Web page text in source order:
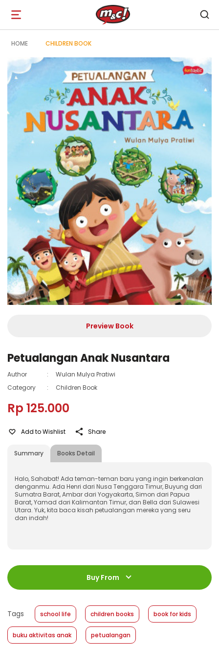
Open
navigation
HOME CHILDREN BOOK
Preview Book
Petualangan Anak Nusantara
Author :
Wulan Mulya Pratiwi
Category
: Children Book
Rp 125.000
Summary Books Detail
Add to Wishlist Share
Halo, Sahabat! Ada teman-teman baru yang ingin berkenalan
denganmu. Ada Henri dari Nusa Tenggara Timur, Buyung dari
Sumatra Barat, Ambar dari Yogyakarta, Simon dari Papua
Barat, Yamad dari Kalimantan Timur, dan Bella dari Sulawesi
Utara. Yuk, kita baca kisah petualangan mereka yang seru
dan indah!
ISBN :
978-623-03-0569-6
136 halaman
Size
:
20 x 24
Format
: Softcover
Buy From
Tags school life children books book for kids
buku aktivitas anak petualangan